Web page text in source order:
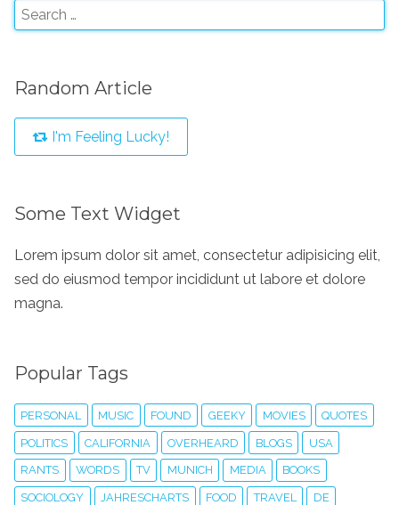
Random Article
I'm Feeling Lucky!
Some Text Widget
Lorem ipsum dolor sit amet, consectetur adipisicing elit,
sed do eiusmod tempor incididunt ut labore et dolore
magna.
Popular Tags
PERSONAL MUSIC FOUND GEEKY MOVIES QUOTES
POLITICS CALIFORNIA OVERHEARD BLOGS USA
RANTS WORDS TV MUNICH MEDIA BOOKS
SOCIOLOGY JAHRESCHARTS FOOD TRAVEL DE